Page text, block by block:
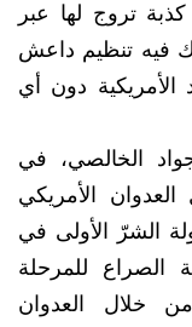
تروج لها عبر
فيه تنظيم داعش
دون أي
الخالصي، في
الأمريكي
الشرّ الأولى في
الصراع للمرحلة
من خلال العدوان